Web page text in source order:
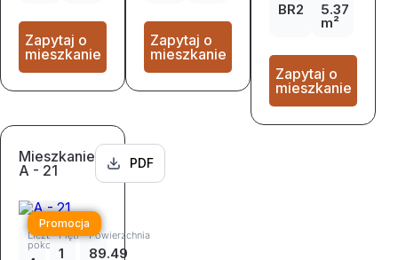
Zapytaj o
mieszkanie
Zapytaj o
mieszkanie
BR2 5.37
m²
Zapytaj o
mieszkanie
Mieszkanie
A - 21
PDF
Promocja
Liczba
pokoi
Piętro
1
Powierzchnia
89.49